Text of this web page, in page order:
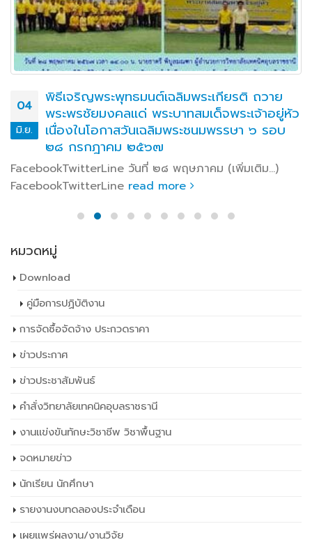
04
มิ.ย.
พิธีเจริญพระพุทธมนต์เฉลิมพระเกียรติ ถวาย
พระพรชัยมงคลแด่ พระบาทสมเด็จพระเจ้าอยู่หัว
เนื่องในโอกาสวันเฉลิมพระชนมพรรษา ๖ รอบ
๒๘ กรกฎาคม ๒๕๖๗
FacebookTwitterLine วันที่ ๒๘ พฤษภาคม (เพิ่มเติม…)
FacebookTwitterLine read more
หมวดหมู่
Download
คู่มือการปฏิบัติงาน
การจัดซื้อจัดจ้าง ประกวดราคา
ข่าวประกาศ
ข่าวประชาสัมพันธ์
คำสั่งวิทยาลัยเทคนิคอุบลราชธานี
งานแข่งขันทักษะวิชาชีพ วิชาพื้นฐาน
จดหมายข่าว
นักเรียน นักศึกษา
รายงานงบทดลองประจำเดือน
เผยเเพร่ผลงาน/งานวิจัย